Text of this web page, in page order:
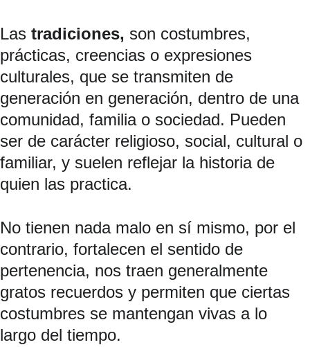
Las tradiciones, son costumbres,
prácticas, creencias o expresiones
culturales, que se transmiten de
generación en generación, dentro de una
comunidad, familia o sociedad. Pueden
ser de carácter religioso, social, cultural o
familiar, y suelen reflejar la historia de
quien las practica.
No tienen nada malo en sí mismo, por el
contrario, fortalecen el sentido de
pertenencia, nos traen generalmente
gratos recuerdos y permiten que ciertas
costumbres se mantengan vivas a lo
largo del tiempo.